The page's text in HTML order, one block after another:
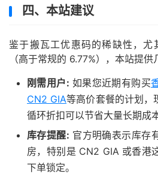
四、本站建议
鉴于搬瓦工优惠码的稀缺性，尤
（高于常规的 6.77%），本站提供
刚需用户: 如果您近期有购买
CN2 GIA等高价套餐的计划，
循环折扣可以节省大量长期成本
库存提醒: 官方明确表示库存
房，特别是 CN2 GIA 或香港
下单锁定。